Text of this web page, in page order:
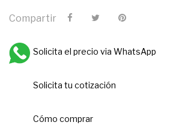
Compartir
Solicita el precio via WhatsApp
Solicita tu cotización
Cómo comprar